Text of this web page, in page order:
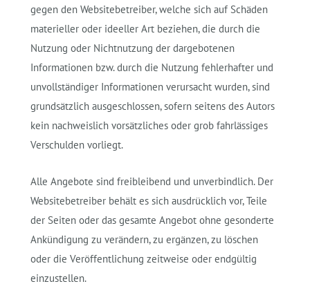
gegen den Websitebetreiber, welche sich auf Schäden
materieller oder ideeller Art beziehen, die durch die
Nutzung oder Nichtnutzung der dargebotenen
Informationen bzw. durch die Nutzung fehlerhafter und
unvollständiger Informationen verursacht wurden, sind
grundsätzlich ausgeschlossen, sofern seitens des Autors
kein nachweislich vorsätzliches oder grob fahrlässiges
Verschulden vorliegt.
Alle Angebote sind freibleibend und unverbindlich. Der
Websitebetreiber behält es sich ausdrücklich vor, Teile
der Seiten oder das gesamte Angebot ohne gesonderte
Ankündigung zu verändern, zu ergänzen, zu löschen
oder die Veröffentlichung zeitweise oder endgültig
einzustellen.